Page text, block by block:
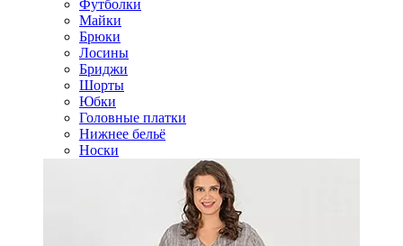
Футболки
Майки
Брюки
Лосины
Бриджи
Шорты
Юбки
Головные платки
Нижнее бельё
Носки